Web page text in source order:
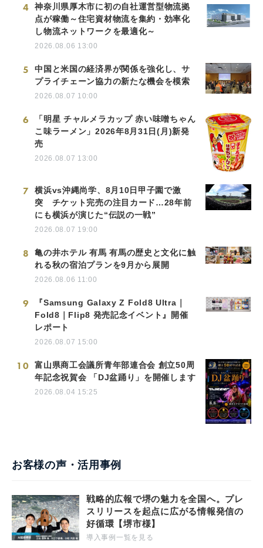
4
神奈川県厚木市に初の自社運営型物流拠
点が稼働～住宅資材物流を集約・効率化
し物流ネットワークを最適化～
2026.08.06 13:00
5
中国と米国の経済界が関係を強化し、サ
プライチェーン協力の新たな機会を模索
2026.08.07 10:00
6
「明星 チャルメラカップ 赤い味噌ちゃん
こ味ラーメン」2026年8月31日(月)新発
売
2026.08.07 13:00
7
横浜vs沖縄尚学、8月10日甲子園で激
突 チケット完売の注目カード…28年前
にも横浜が演じた“伝説の一戦”
2026.08.07 19:00
8
亀の井ホテル 有馬 有馬の歴史と文化に触
れる秋の宿泊プランを9月から展開
2026.08.06 11:00
9
『Samsung Galaxy Z Fold8 Ultra｜
Fold8｜Flip8 発売記念イベント』開催
レポート
2026.08.07 15:00
10
富山県商工会議所青年部連合会 創立50周
年記念祝賀会 「DJ盆踊り」を開催します
2026.08.04 15:25
お客様の声・活用事例
戦略的広報で堺の魅力を全国へ。プレ
スリリースを起点に広がる情報発信の
好循環【堺市様】
導入事例一覧を見る